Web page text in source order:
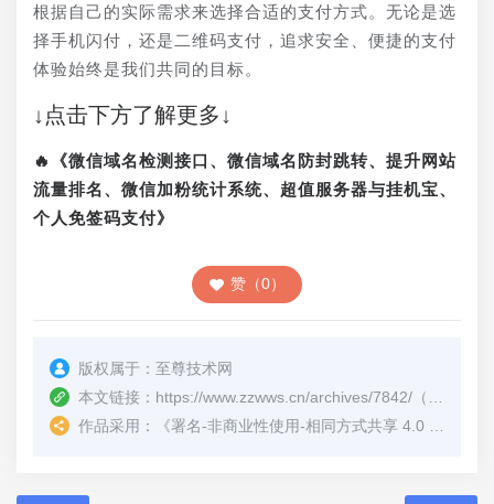
根据自己的实际需求来选择合适的支付方式。无论是选
择手机闪付，还是二维码支付，追求安全、便捷的支付
体验始终是我们共同的目标。
↓点击下方了解更多↓
🔥《微信域名检测接口、微信域名防封跳转、提升网站
流量排名、微信加粉统计系统、超值服务器与挂机宝、
个人免签码支付》
赞（0）
版权属于： 至尊技术网
本文链接： https://www.zzwws.cn/archives/7842/ （转载时请注明本文出处及文章链接）
作品采用：
《署名-非商业性使用-相同方式共享 4.0 国际 (CC BY-NC-SA 4.0)